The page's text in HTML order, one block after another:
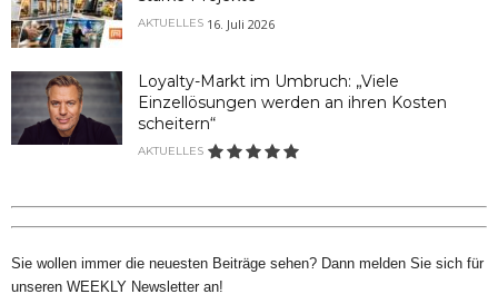
AKTUELLES 16. Juli 2026
Loyalty-Markt im Umbruch: „Viele
Einzellösungen werden an ihren Kosten
scheitern“
AKTUELLES
Sie wollen immer die neuesten Beiträge sehen? Dann melden Sie sich für
unseren WEEKLY Newsletter an!